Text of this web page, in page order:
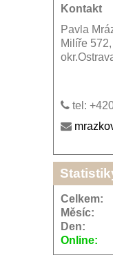
Kontakt
Pavla
Milíře
tel:
Online:
Celkem:
Měsíc:
Den: